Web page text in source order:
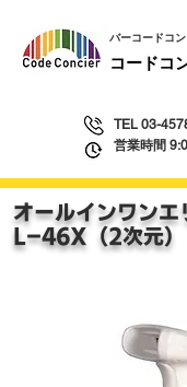
TEL 03-
営業時間
コードコ
バーコードコ
オールインワンエ
​L-46X（2次元）